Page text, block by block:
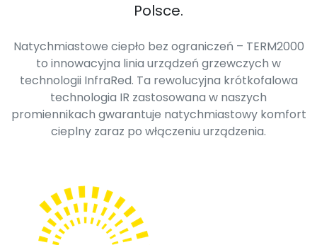
Polsce.
Natychmiastowe ciepło bez ograniczeń – TERM2000
to innowacyjna linia urządzeń grzewczych w
technologii InfraRed. Ta rewolucyjna krótkofalowa
technologia IR zastosowana w naszych
promiennikach gwarantuje natychmiastowy komfort
cieplny zaraz po włączeniu urządzenia.